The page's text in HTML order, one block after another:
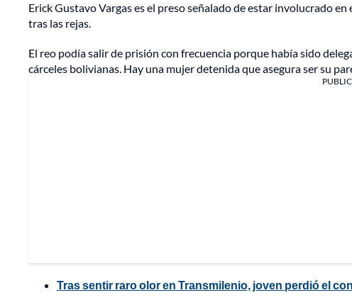
Erick Gustavo Vargas es el preso señalado de estar involucrado
tras las rejas.
El reo podía salir de prisión con frecuencia porque había sido
cárceles bolivianas. Hay una mujer detenida que asegura ser su
Tras sentir raro olor en Transmilenio, joven perdió el